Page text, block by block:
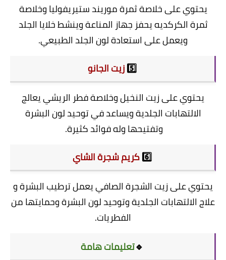
يحتوي على خلاصة ثمرة موريند ستيريفوليا وخلاصة
ثمرة الكركديه يحفز جهاز المناعة وينشط خلايا الجلد
ويعمل على استعادة لون الجلد الطبيعي.
5️⃣زيت الجانو
يحتوي على زيت النخيل وخلاصة فطر الريشي يعالج
الالتهابات الجلدية ويساعد في توحيد لون البشرة
وتفتيحها وله فوائد كثيرة.
6️⃣كريم شجرة الشاي
يحتوي على زيت الشجرة الصافي يعمل ترطيب البشرة و
علاج الالتهابات الجلدية وتوحيد لون البشرة وحمايتها من
الفطريات.
🔹تعليمات هامة